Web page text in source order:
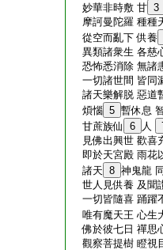
妙華非時敷 甘 3
摩訶曼陀羅 種種
從空而亂下 供養
異類諸衆生 各慈
恐怖悉消除 無諸
一切諸世間 皆同
諸天樂解脱 惡道
煩惱 5 暫休息
甘蔗族仙
6 人
見佛出興世 歡喜
即於天宮殿 雨花
諸天 8 神鬼龍
世人見供養 及聞
一切皆隨喜 踊躍
唯有魔天王 心生
佛於彼七日 禪思
觀察菩提樹 瞪視